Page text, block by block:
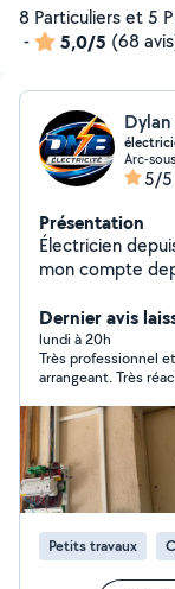
8 Particuliers et 5
-
5,0/5 (68
Arc-
5/5
Présentation
Électricien
mon compte
d'honneur à
aux normes et
Dernier avis
lundi à 20h
Très professionnel
arrangeant. Très
Petits travaux